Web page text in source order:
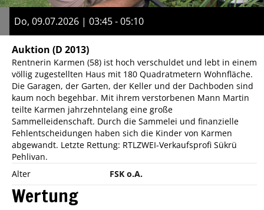
Do, 09.07.2026 | 03:45 - 05:10
Auktion (D 2013)
Rentnerin Karmen (58) ist hoch verschuldet und lebt in einem
völlig zugestellten Haus mit 180 Quadratmetern Wohnfläche.
Die Garagen, der Garten, der Keller und der Dachboden sind
kaum noch begehbar. Mit ihrem verstorbenen Mann Martin
teilte Karmen jahrzehntelang eine große
Sammelleidenschaft. Durch die Sammelei und finanzielle
Fehlentscheidungen haben sich die Kinder von Karmen
abgewandt. Letzte Rettung: RTLZWEI-Verkaufsprofi Sükrü
Pehlivan.
Alter
FSK o.A.
Wertung